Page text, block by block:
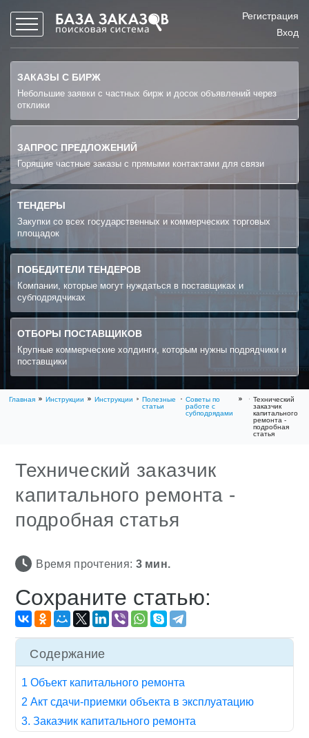
Регистрация
Вход
ЗАКАЗЫ С БИРЖ
Небольшие заявки с частных бирж и досок объявлений через
отклики
ЗАПРОС ПРЕДЛОЖЕНИЙ
Горящие частные заказы с прямыми контактами для связи
ТЕНДЕРЫ
Закупки со всех государственных и коммерческих торговых
площадок
ПОБЕДИТЕЛИ ТЕНДЕРОВ
Компании, которые могут нуждаться в поставщиках и
субподрядчиках
ОТБОРЫ ПОСТАВЩИКОВ
Крупные коммерческие холдинги, которым нужны подрядчики и
поставщики
Главная Инструкции Инструкции
Полезные
статьи
Советы по
работе с
субподрядами
Технический
заказчик
капитального
ремонта -
подробная
статья
Технический заказчик
капитального ремонта -
подробная статья
Время прочтения: 3мин.
Сохраните статью:
Содержание
1 Объект капитального ремонта
2 Акт сдачи-приемки объекта в эксплуатацию
3. Заказчик капитального ремонта